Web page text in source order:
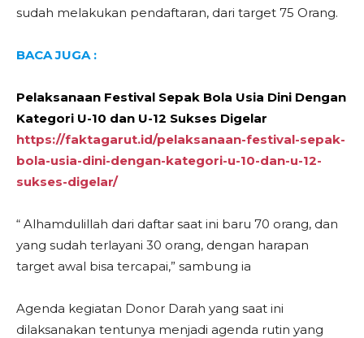
sudah melakukan pendaftaran, dari target 75 Orang.
BACA JUGA :
Pelaksanaan Festival Sepak Bola Usia Dini Dengan
Kategori U-10 dan U-12 Sukses Digelar
https://faktagarut.id/pelaksanaan-festival-sepak-
bola-usia-dini-dengan-kategori-u-10-dan-u-12-
sukses-digelar/
“ Alhamdulillah dari daftar saat ini baru 70 orang, dan
yang sudah terlayani 30 orang, dengan harapan
target awal bisa tercapai,” sambung ia
Agenda kegiatan Donor Darah yang saat ini
dilaksanakan tentunya menjadi agenda rutin yang